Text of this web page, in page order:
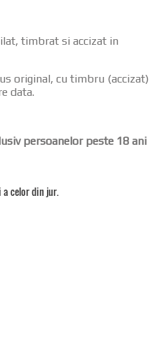
timbrat si accizat in
original, cu timbru (accizat)
data.
persoanelor peste 18 ani
celor din jur.